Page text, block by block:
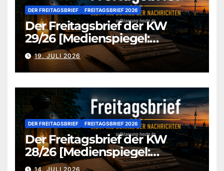
DER FREITAGSBRIEF FREITAGSBRIEF 2026
Der Freitagsbrief der KW
29/26 [Medienspiegel:
aufklaerung-heute.de]
19. JULI 2026
DER FREITAGSBRIEF FREITAGSBRIEF 2026
Der Freitagsbrief der KW
28/26 [Medienspiegel:
aufklaerung-heute.de]
14. JULI 2026